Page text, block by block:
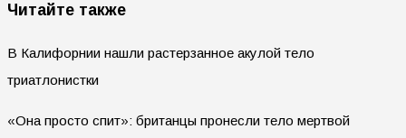
Читайте также
В Калифорнии нашли растерзанное акулой тело
триатлонистки
«Она просто спит»: британцы пронесли тело мертвой